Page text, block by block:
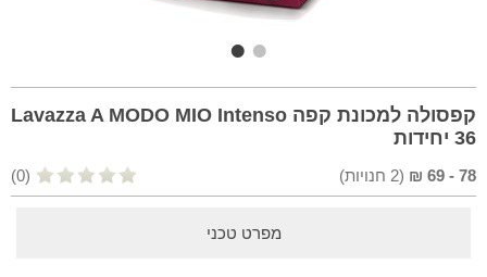
קפסולה למכונת קפה Lavazza A MODO MIO Intenso
36 יחידות
78
-
69
₪
(
2 חנויות) (0)
מפרט טכני